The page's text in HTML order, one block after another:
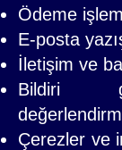
Ödeme
E-posta
İletişim ve
Bildiri
Çerezler ve